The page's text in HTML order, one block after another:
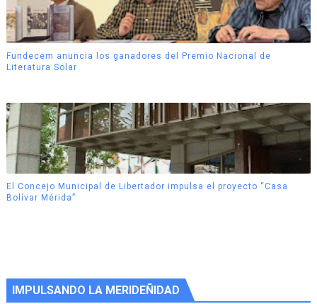
Fundecem anuncia los ganadores del Premio Nacional de
Literatura Solar
El Concejo Municipal de Libertador impulsa el proyecto “Casa
Bolívar Mérida”
IMPULSANDO LA MERIDEÑIDAD